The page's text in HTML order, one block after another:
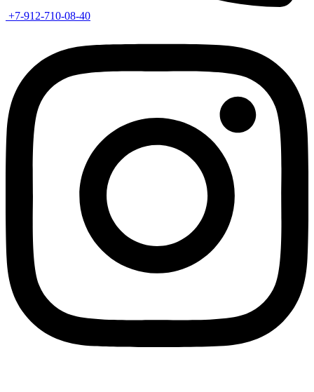
+7-912-710-08-40